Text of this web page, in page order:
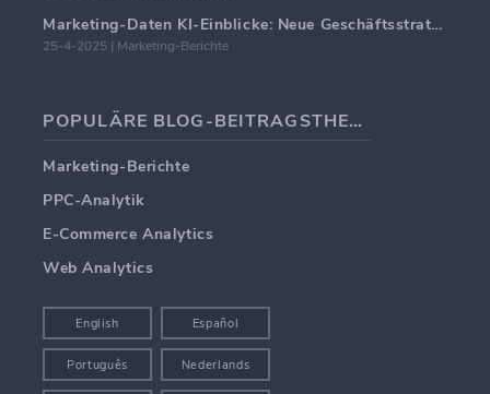
Marketing-Daten KI-Einblicke: Neue Geschäftsstrategien für 2024
25-4-2025 | Marketing-Berichte
POPULÄRE BLOG-BEITRAGSTHEMEN
Marketing-Berichte
PPC-Analytik
E-Commerce Analytics
Web Analytics
English Español
Português Nederlands